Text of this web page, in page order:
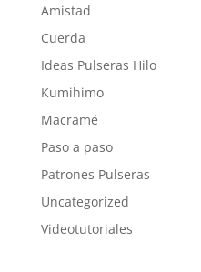
Amistad
Cuerda
Ideas Pulseras Hilo
Kumihimo
Macramé
Paso a paso
Patrones Pulseras
Uncategorized
Videotutoriales